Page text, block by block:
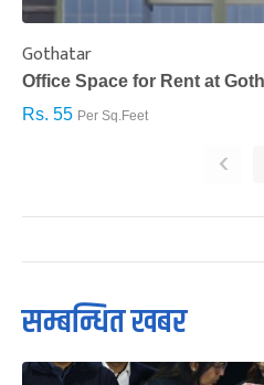
Gothatar
Office Space for Rent at
Rs. 55 Per Sq.Feet
‹
सम्बन्धित खबर